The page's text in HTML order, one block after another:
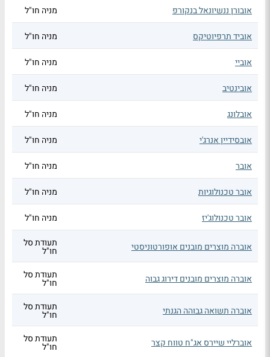
אובורן ננשיונאל בנקורפ מניה חו"ל
אוביד תרפיוטיקס מניה חו"ל
אוביי מניה חו"ל
אובינטיב מניה חו"ל
אובלונג מניה חו"ל
אובסידיין אנרג'י מניה חו"ל
אובר מניה חו"ל
אובר טכנולוגיות מניה חו"ל
אובר טכנולוג'יז מניה חו"ל
אוברה מוצרים מובנים אופורטוניסטי תעודת סל
חו"ל
אוברה מוצרים מובנים דירוג גבוה תעודת סל
חו"ל
אוברה תשואה גבוהה הגנתי תעודת סל
חו"ל
אוברליי שיירס אג"ח טווח קצר תעודת סל
חו"ל